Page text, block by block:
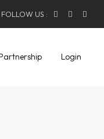
FOLLOW US :
Login